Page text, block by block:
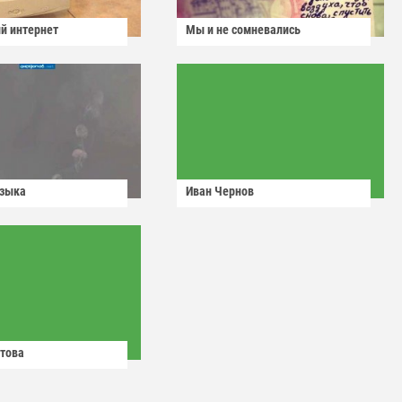
интернет Мы и не сомневались
Иван Чернов